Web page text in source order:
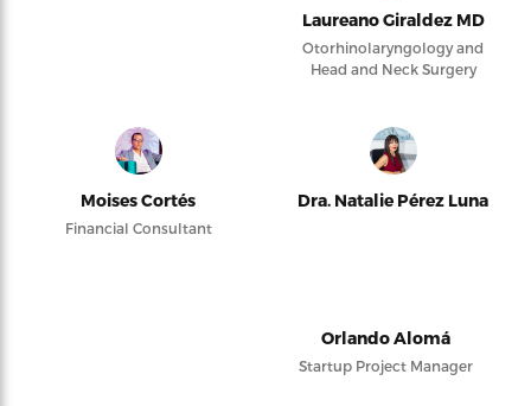
Laureano Giraldez MD
Otorhinolaryngology and
Head and Neck Surgery
Moises Cortés
Financial Consultant
Dra. Natalie Pérez Luna
Orlando Alomá
Startup Project Manager